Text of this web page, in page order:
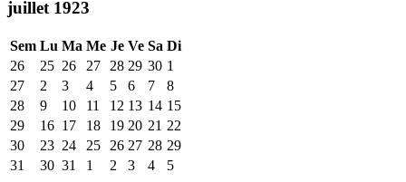
juillet 1923
Sem Lu Ma Me Je Ve Sa Di
26
25 26 27 28 29 30 1
27
2 3 4 5 6 7
8
28
9 10 11 12 13 14 15
29
16 17 18 19 20 21 22
30
23 24 25 26 27 28 29
31
30 31 1 2 3 4 5